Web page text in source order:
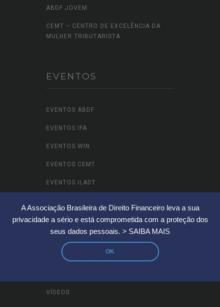
A Associação Brasileira de Direito Financeiro leva a sua
privacidade a sério e está comprometida com a proteção dos
seus dados pessoais. > SAIBA MAIS
OK
ABDF JOVEM
CEMT – CENTRO DE EXCELÊNCIA DA
MULHER TRIBUTARISTA
EVENTOS
EVENTOS ABDF
EVENTOS IFA
EVENTOS WIN
EVENTOS CEMT
EVENTOS ILADT
OUTROS
CONTEÚDOS
VÍDEOS